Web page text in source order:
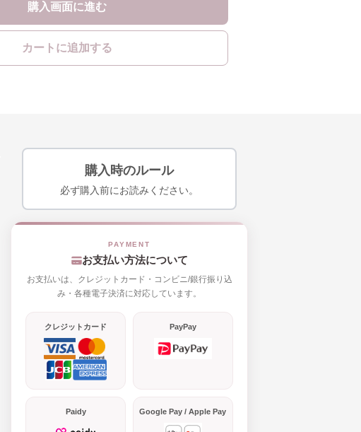
購入画面に進む
カートに追加する
購入時のルール
必ず購入前にお読みください。
お支払い方法について
お支払いは、クレジットカード・コンビニ/銀行振り込
み・各種電子決済に対応しています。
クレジットカード PayPay
Paidy Google Pay / Apple Pay